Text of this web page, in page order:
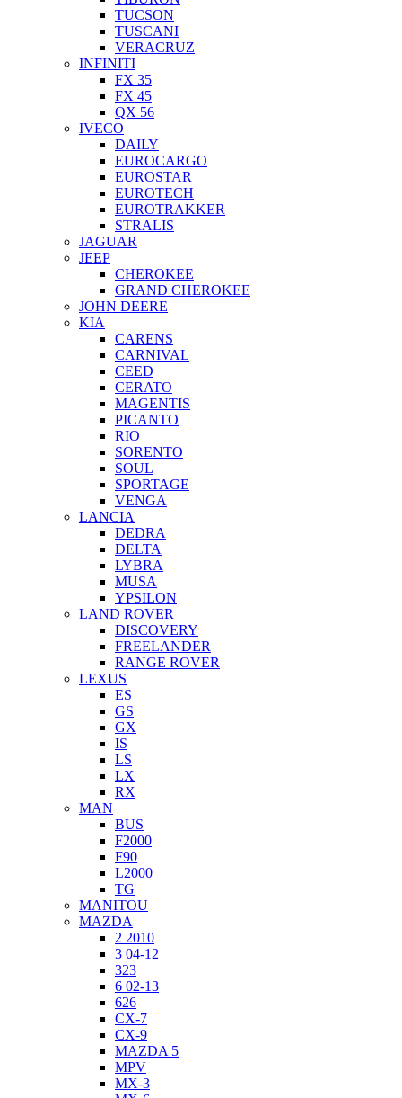
TUCSON
TUSCANI
VERACRUZ
INFINITI
FX 35
FX 45
QX 56
IVECO
DAILY
EUROCARGO
EUROSTAR
EUROTECH
EUROTRAKKER
STRALIS
JAGUAR
JEEP
CHEROKEE
GRAND CHEROKEE
JOHN DEERE
KIA
CARENS
CARNIVAL
CEED
CERATO
MAGENTIS
PICANTO
RIO
SORENTO
SOUL
SPORTAGE
VENGA
LANCIA
DEDRA
DELTA
LYBRA
MUSA
YPSILON
LAND ROVER
DISCOVERY
FREELANDER
RANGE ROVER
LEXUS
ES
GS
GX
IS
LS
LX
RX
MAN
BUS
F2000
F90
L2000
TG
MANITOU
MAZDA
2 2010
3 04-12
323
6 02-13
626
CX-7
CX-9
MAZDA 5
MPV
MX-3